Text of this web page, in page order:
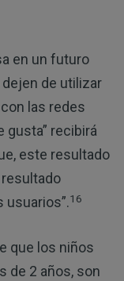
en un futuro
de utilizar
las redes
gusta” recibirá
este resultado
usuarios”.16
que los niños
de 2 años, son